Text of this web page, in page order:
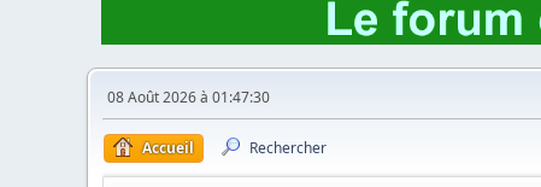
08 Août 2026 à 01:47:30
Accueil Rechercher